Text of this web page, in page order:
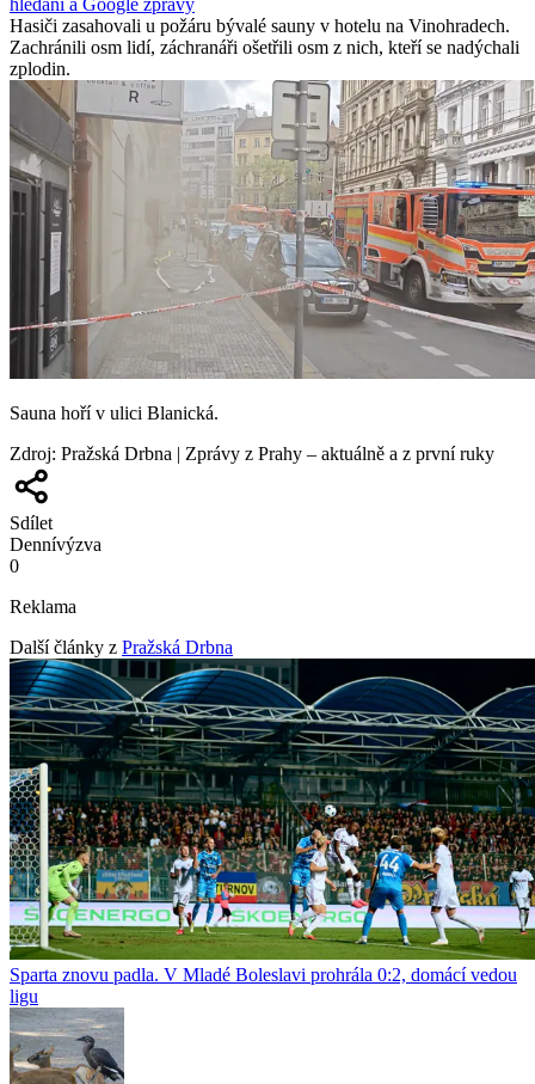
Hasiči zasahovali u požáru bývalé sauny v hotelu na Vinohradech.
Zachránili osm lidí, záchranáři ošetřili osm z nich, kteří se nadýchali
zplodin.
Sauna hoří v ulici Blanická.
Zdroj: Pražská Drbna | Zprávy z Prahy – aktuálně a z první ruky
Sdílet
Dennívýzva
0
Reklama
Další články z Pražská Drbna
Sparta znovu padla. V Mladé Boleslavi prohrála 0:2, domácí vedou
ligu